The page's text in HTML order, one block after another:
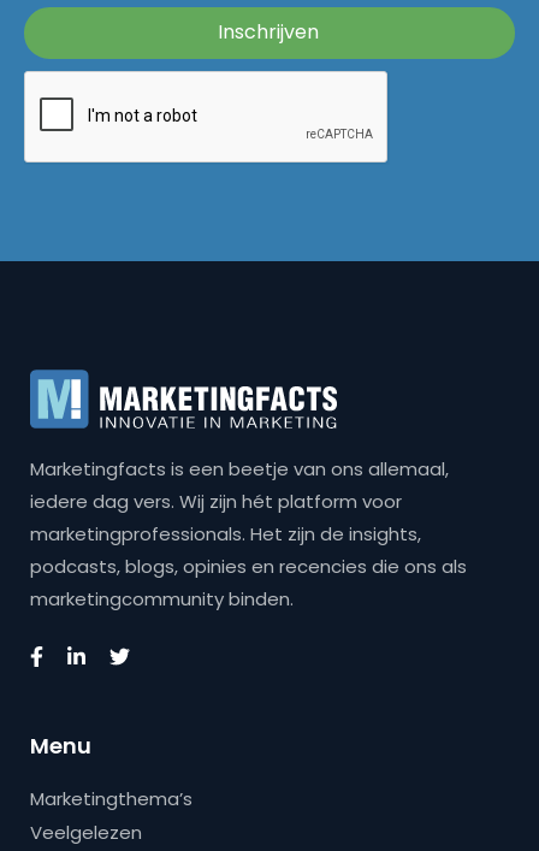
Marketingfacts is een beetje van ons allemaal,
iedere dag vers. Wij zijn hét platform voor
marketingprofessionals. Het zijn de insights,
podcasts, blogs, opinies en recencies die ons als
marketingcommunity binden.
Menu
Marketingthema’s
Veelgelezen